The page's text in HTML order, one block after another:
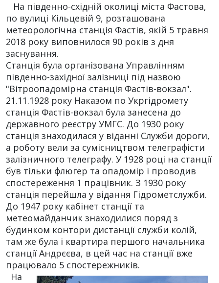
На південно-східній околиці міста Фастова,
по вулиці Кільцевій 9, розташована
метеорологічна станція Фастів, якій 5 травня
2018 року виповнилося 90 років з дня
заснування.
Станція була організована Управлінням
південно-західної залізниці під назвою
"Вітроопадомірна станція Фастів-вокзал".
21.11.1928 року Наказом по Укргідромету
станція Фастів-вокзал була занесена до
державного реєстру УМГС. До 1930 року
станція знаходилася у віданні Служби дороги,
а роботу вели за сумісництвом телеграфісти
залізничного телеграфу. У 1928 році на станції
був тільки флюгер та опадомір і проводив
спостереження 1 працівник. З 1930 року
станція перейшла у відання Гідрометслужби.
До 1947 року кабінет станції та
метеомайданчик знаходилися поряд з
будинком контори дистанції служби колій,
там же була і квартира першого начальника
станції Андрєєва, в цей час на станції вже
працювало 5 спостережників.
На